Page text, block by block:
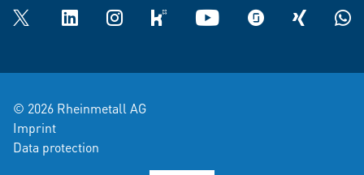
Twitter LinkedInInstagramkununu YouTube glassdoorXING
© 2026 Rheinmetall AG
Imprint
Data protection
Data Privacy recruiting process